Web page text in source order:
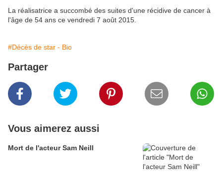
La réalisatrice a succombé des suites d'une récidive de cancer à
l'âge de 54 ans ce vendredi 7 août 2015.
#Décès de star - Bio
Partager
Vous aimerez aussi
Mort de l'acteur Sam Neill